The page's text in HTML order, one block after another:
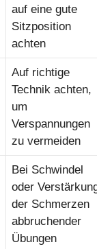
auf eine gute
Sitzposition
achten
Auf richtige
Technik achten,
um
Verspannungen
zu vermeiden
Bei Schwindel
oder
der Schmerzen
abbruchender
Übungen